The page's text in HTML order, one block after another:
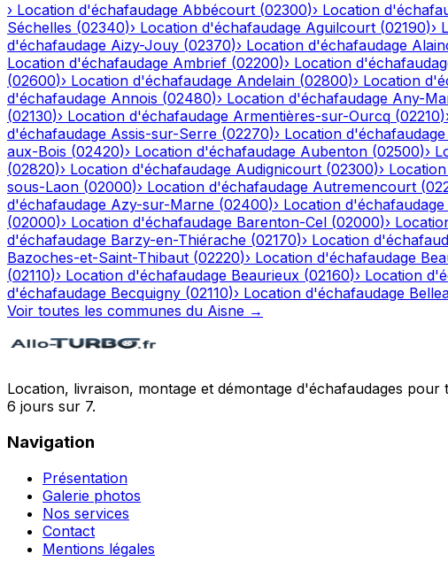
› Location d'échafaudage Abbécourt (02300)› Location
Séchelles (02340)› Location d'échafaudage Aguilcourt (02190)›
d'échafaudage Aizy-Jouy (02370)› Location d'échafaudage
Location d'échafaudage Ambrief (02200)› Location
(02600)› Location d'échafaudage Andelain (02800)› Location
d'échafaudage Annois (02480)› Location d'échafaudage Any-
(02130)› Location d'échafaudage Armentières-sur-Ourcq (02210)
d'échafaudage Assis-sur-Serre (02270)› Location d'échafaudage
aux-Bois (02420)› Location d'échafaudage Aubenton (02500)›
(02820)› Location d'échafaudage Audignicourt (02300)›
sous-Laon (02000)› Location d'échafaudage Autremencourt (
d'échafaudage Azy-sur-Marne (02400)› Location d'échafaudage
(02000)› Location d'échafaudage Barenton-Cel (02000)›
d'échafaudage Barzy-en-Thiérache (02170)› Location
Bazoches-et-Saint-Thibaut (02220)› Location d'échafaudage
(02110)› Location d'échafaudage Beaurieux (02160)› Location
d'échafaudage Becquigny (02110)› Location d'échafaudage
Voir toutes les communes du Aisne →
Location, livraison, montage et démontage d'échafaudages
6 jours sur 7.
Navigation
Présentation
Galerie photos
Nos services
Contact
Mentions légales